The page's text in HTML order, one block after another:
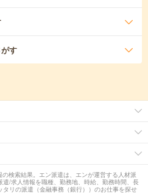
す
検索結果。エン派遣は、エンが運営する人材派
/求人情報を職種、勤務地、時給、勤務時間、長
リの派遣（金融事務（銀行））のお仕事を探せ